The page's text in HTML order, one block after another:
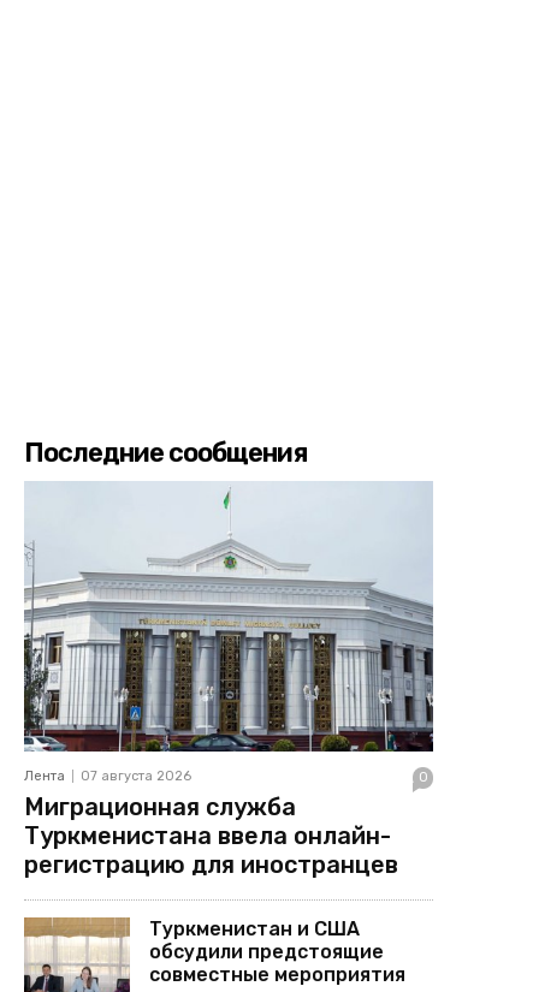
Последние сообщения
Лента 07 августа 2026 0
Миграционная служба
Туркменистана ввела онлайн-
регистрацию для иностранцев
Туркменистан и США
обсудили предстоящие
совместные мероприятия